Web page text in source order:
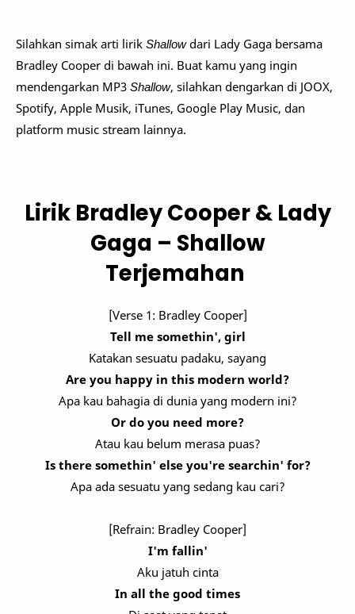
Silahkan simak arti lirik Shallowdari Lady Gaga bersama
Bradley Cooper di bawah ini. Buat kamu yang ingin
mendengarkan MP3 Shallow, silahkan dengarkan di JOOX,
Spotify, Apple Musik, iTunes, Google Play Music, dan
platform music stream lainnya.
Lirik Bradley Cooper & Lady
Gaga – Shallow
Terjemahan
[Verse 1: Bradley Cooper]
Tell me somethin', girl
Katakan sesuatu padaku, sayang
Are you happy in this modern world?
Apa kau bahagia di dunia yang modern ini?
Or do you need more?
Atau kau belum merasa puas?
Is there somethin' else you're searchin' for?
Apa ada sesuatu yang sedang kau cari?
[Refrain: Bradley Cooper]
I'm fallin'
Aku jatuh cinta
In all the good times